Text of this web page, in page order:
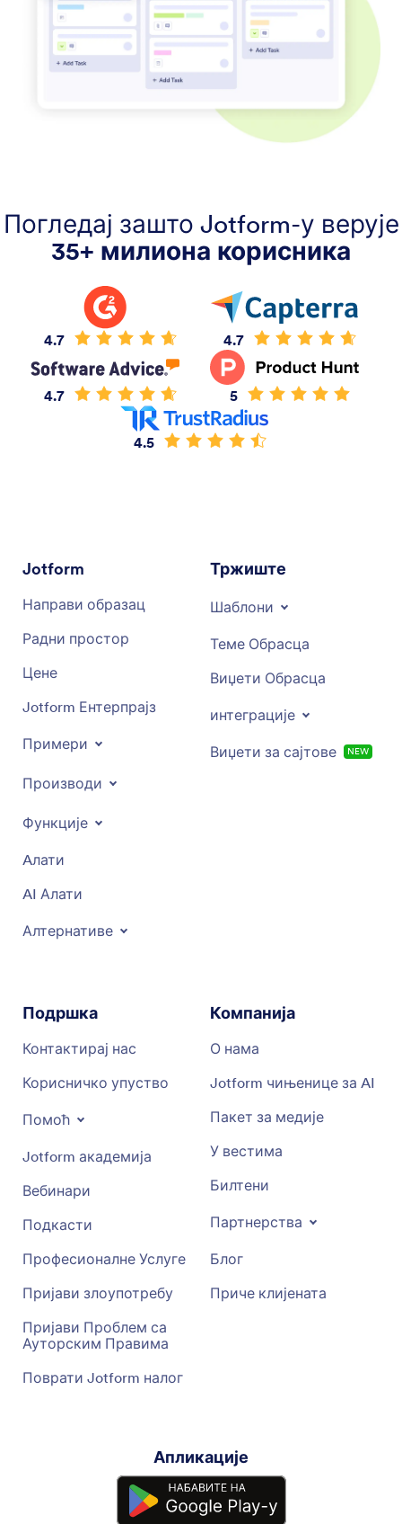
Погледај зашто Jotform-у верује
35+ милиона корисника
4.7 4.7
4.7 5
4.5
Jotform
Направи образац
Радни простор
Цене
Jotform Ентерпрајз
Примери
Производи
Функције
Aлати
AI Алати
Алтернативе
Тржиште
Шаблони
Теме Обрасца
Виџети Обрасца
интеграције
Виџети за сајтове NEW
Подршка
Контактирај нас
Корисничко упуство
Помоћ
Jotform академија
Вебинари
Подкасти
Професионалне Услуге
Пријави злоупотребу
Пријави Проблем са
Ауторским Правима
Поврати Jotform налог
Компанија
О нама
Jotform чињенице за AI
Пакет за медије
У вестима
Билтени
Партнерства
Блог
Приче клијената
Апликације